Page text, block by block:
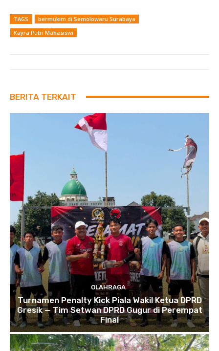
TAGS
bermukim di Semolowaru Surabaya
Kayra Putri Mahasiswi
BERITA TERKAIT
OLAHRAGA
Turnamen Penalty Kick Piala Wakil Ketua DPRD
Gresik — Tim Setwan DPRD Gugur di Perempat
Final